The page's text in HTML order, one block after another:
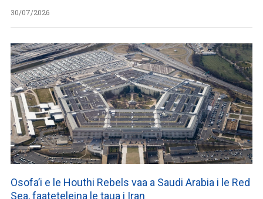
30/07/2026
Osofa’i e le Houthi Rebels vaa a Saudi Arabia i le Red
Sea, faateteleina le taua i Iran